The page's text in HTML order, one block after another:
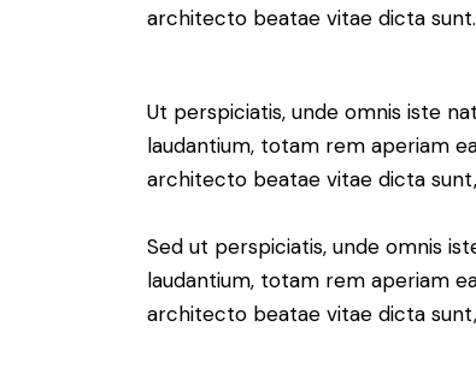
architecto beatae vitae dicta sunt.
Ut perspiciatis, unde omnis iste
laudantium, totam rem aperiam
architecto beatae vitae dicta
Sed ut perspiciatis, unde omnis
laudantium, totam rem aperiam
architecto beatae vitae dicta